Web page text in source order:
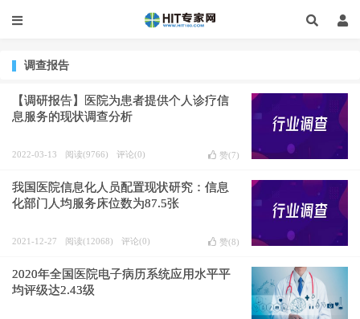
调查报告
【调研报告】医院为患者提供个人诊疗信
息服务的现状调查分析
2022-03-13 阅读(9766) 评论(0) 赞(7)
我国医院信息化人员配置现状研究：信息
化部门人均服务床位数为87.5张
2021-12-27 阅读(12068) 评论(0) 赞(8)
2020年全国医院电子病历系统应用水平平
均评级达2.43级